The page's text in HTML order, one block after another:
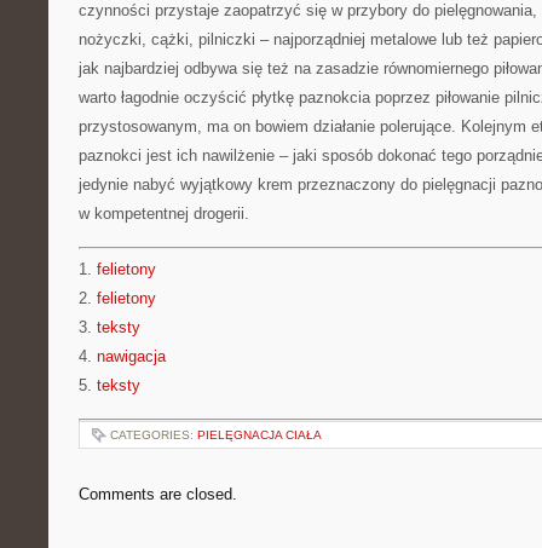
czynności przystaje zaopatrzyć się w przybory do
nożyczki, cążki, pilniczki – najporządniej metalowe lub też
jak najbardziej odbywa się też na zasadzie równomiernego
warto łagodnie oczyścić płytkę paznokcia poprzez piłowanie
przystosowanym, ma on bowiem działanie polerujące. Kolejnym
paznokci jest ich nawilżenie – jaki sposób dokonać tego
jedynie nabyć wyjątkowy krem przeznaczony do pielęgnacji
w kompetentnej drogerii.
1. felietony
2. felietony
3. teksty
4. nawigacja
5. teksty
CATEGORIES: PIELĘGNACJA CIAŁA
Comments are closed.